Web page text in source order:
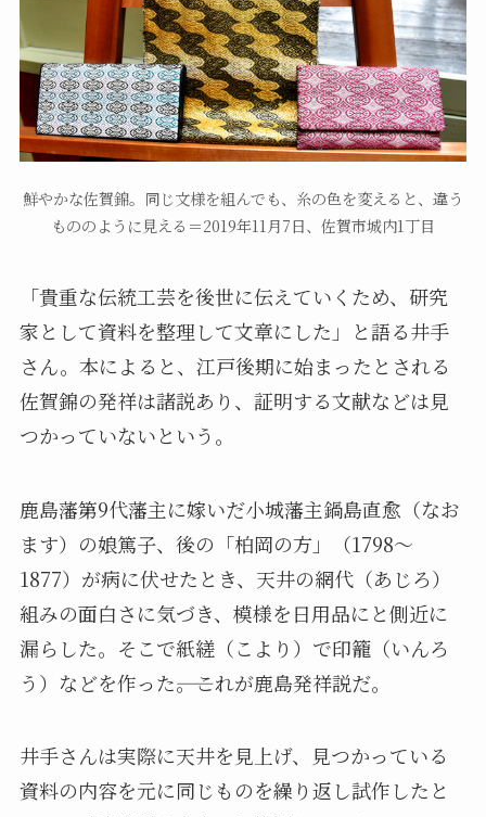
鮮やかな佐賀錦。同じ文様を組んでも、糸の色を変えると、違う
もののように見える＝2019年11月7日、佐賀市城内1丁目
「貴重な伝統工芸を後世に伝えていくため、研究
家として資料を整理して文章にした」と語る井手
さん。本によると、江戸後期に始まったとされる
佐賀錦の発祥は諸説あり、証明する文献などは見
つかっていないという。
鹿島藩第9代藩主に嫁いだ小城藩主鍋島直愈（なお
ます）の娘篤子、後の「柏岡の方」（1798～
1877）が病に伏せたとき、天井の網代（あじろ）
組みの面白さに気づき、模様を日用品にと側近に
漏らした。そこで紙縒（こより）で印籠（いんろ
う）などを作った――。これが鹿島発祥説だ。
井手さんは実際に天井を見上げ、見つかっている
資料の内容を元に同じものを繰り返し試作したと